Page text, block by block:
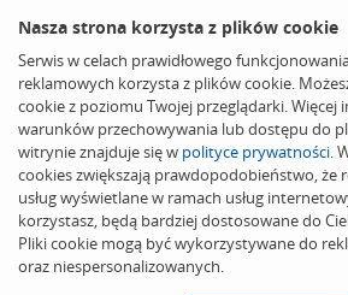
Nasza strona korzysta z plików cookie
Serwis w celach prawidłowego
reklamowych korzysta z plików cookie.
cookie z poziomu Twojej przeglądarki. Więcej
warunków przechowywania lub dostępu do
witrynie znajduje się w polityce prywatności.
cookies zwiększają prawdopodobieństwo,
usług wyświetlane w ramach usług
korzystasz, będą bardziej dostosowane do
Pliki cookie mogą być wykorzystywane do
oraz niespersonalizowanych.